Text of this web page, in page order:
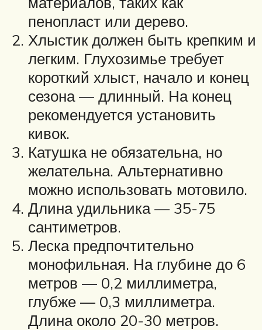
пенопласт или дерево.
Хлыстик должен быть крепким и
легким. Глухозимье требует
короткий хлыст, начало и конец
сезона — длинный. На конец
рекомендуется установить
кивок.
Катушка не обязательна, но
желательна. Альтернативно
можно использовать мотовило.
Длина удильника — 35-75
сантиметров.
Леска предпочтительно
монофильная. На глубине до 6
метров — 0,2 миллиметра,
глубже — 0,3 миллиметра.
Длина около 20-30 метров.